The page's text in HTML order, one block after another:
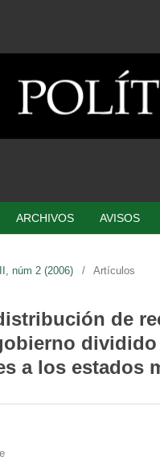
ARCHIVOS AVISOS
núm 2 (2006) / Artículos
de
a los estados